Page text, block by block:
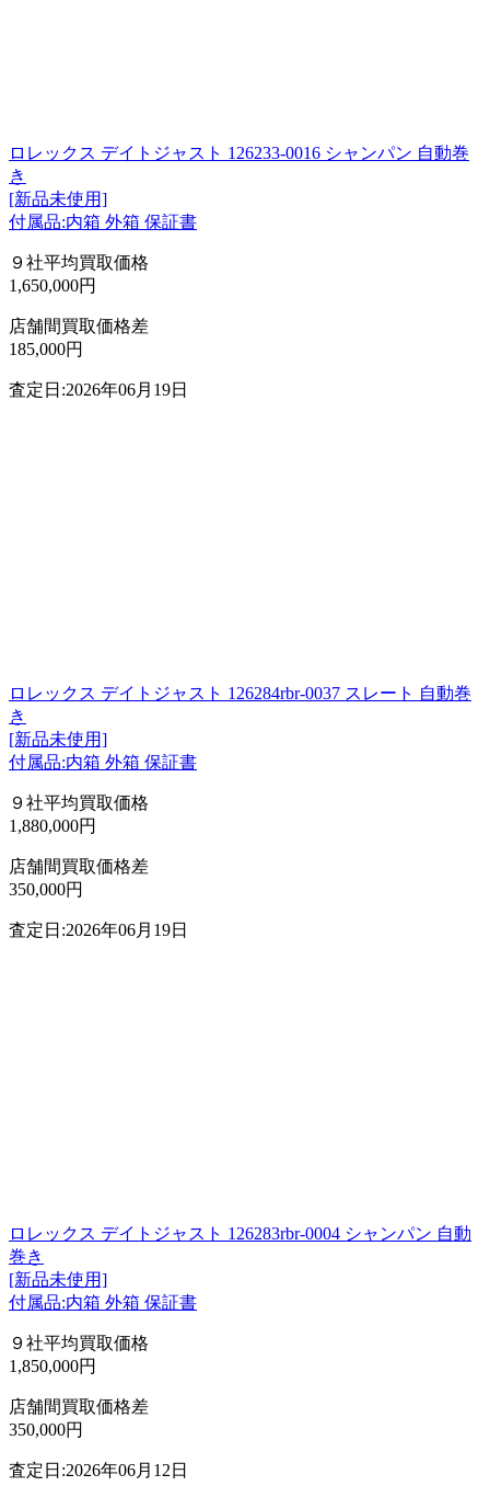
ロレックス デイトジャスト 126233-0016 シャンパン 自動巻
き
[新品未使用]
付属品:内箱 外箱 保証書
９社平均買取価格
1,650,000円
店舗間買取価格差
185,000円
査定日:2026年06月19日
ロレックス デイトジャスト 126284rbr-0037 スレート 自動巻
き
[新品未使用]
付属品:内箱 外箱 保証書
９社平均買取価格
1,880,000円
店舗間買取価格差
350,000円
査定日:2026年06月19日
ロレックス デイトジャスト 126283rbr-0004 シャンパン 自動
巻き
[新品未使用]
付属品:内箱 外箱 保証書
９社平均買取価格
1,850,000円
店舗間買取価格差
350,000円
査定日:2026年06月12日